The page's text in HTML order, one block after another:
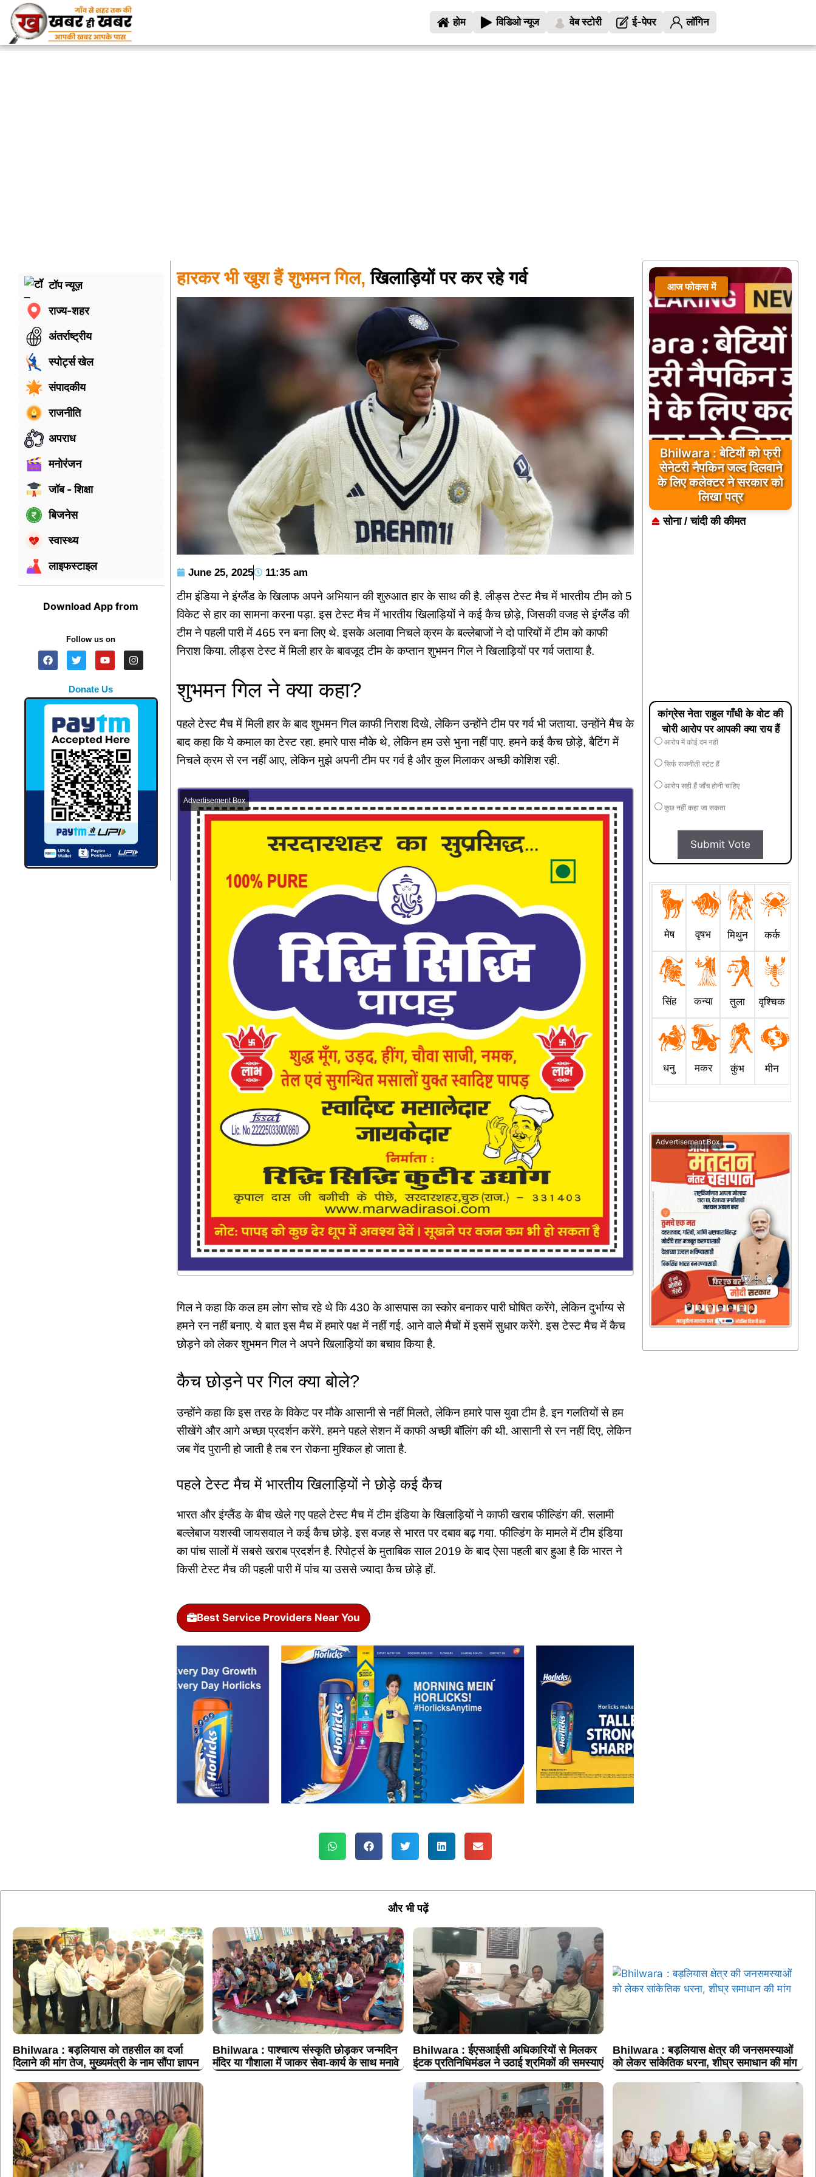
होम विडिओ न्यूज वेब स्टोरी ई-पेपर लॉगिन
टॉप न्यूज़
राज्य-शहर
अंतर्राष्ट्रीय
स्पोर्ट्स खेल
संपादकीय
राजनीति
अपराध
मनोरंजन
जॉब - शिक्षा
बिजनेस
स्वास्थ्य
लाइफस्टाइल
Download App from
Follow us on
Donate Us
हारकर भी खुश हैं शुभमन गिल, खिलाड़ियों पर कर रहे गर्व
June 25, 2025 11:35 am
टीम इंडिया ने इंग्लैंड के खिलाफ अपने अभियान की शुरुआत हार के साथ की है. लीड्स टेस्ट मैच में भारतीय टीम को 5
विकेट से हार का सामना करना पड़ा. इस टेस्ट मैच में भारतीय खिलाड़ियों ने कई कैच छोड़े, जिसकी वजह से इंग्लैंड की
टीम ने पहली पारी में 465 रन बना लिए थे. इसके अलावा निचले क्रम के बल्लेबाजों ने दो पारियों में टीम को काफी
निराश किया. लीड्स टेस्ट में मिली हार के बावजूद टीम के कप्तान शुभमन गिल ने खिलाड़ियों पर गर्व जताया है.
शुभमन गिल ने क्या कहा?
पहले टेस्ट मैच में मिली हार के बाद शुभमन गिल काफी निराश दिखे, लेकिन उन्होंने टीम पर गर्व भी जताया. उन्होंने मैच के
बाद कहा कि ये कमाल का टेस्ट रहा. हमारे पास मौके थे, लेकिन हम उसे भुना नहीं पाए. हमने कई कैच छोड़े, बैटिंग में
निचले क्रम से रन नहीं आए, लेकिन मुझे अपनी टीम पर गर्व है और कुल मिलाकर अच्छी कोशिश रही.
Advertisement Box
गिल ने कहा कि कल हम लोग सोच रहे थे कि 430 के आसपास का स्कोर बनाकर पारी घोषित करेंगे, लेकिन दुर्भाग्य से
हमने रन नहीं बनाए. ये बात इस मैच में हमारे पक्ष में नहीं गई. आने वाले मैचों में इसमें सुधार करेंगे. इस टेस्ट मैच में कैच
छोड़ने को लेकर शुभमन गिल ने अपने खिलाड़ियों का बचाव किया है.
कैच छोड़ने पर गिल क्या बोले?
उन्होंने कहा कि इस तरह के विकेट पर मौके आसानी से नहीं मिलते, लेकिन हमारे पास युवा टीम है. इन गलतियों से हम
सीखेंगे और आगे अच्छा प्रदर्शन करेंगे. हमने पहले सेशन में काफी अच्छी बॉलिंग की थी. आसानी से रन नहीं दिए, लेकिन
जब गेंद पुरानी हो जाती है तब रन रोकना मुश्किल हो जाता है.
पहले टेस्ट मैच में भारतीय खिलाड़ियों ने छोड़े कई कैच
भारत और इंग्लैंड के बीच खेले गए पहले टेस्ट मैच में टीम इंडिया के खिलाड़ियों ने काफी खराब फील्डिंग की. सलामी
बल्लेबाज यशस्वी जायसवाल ने कई कैच छोड़े. इस वजह से भारत पर दबाव बढ़ गया. फील्डिंग के मामले में टीम इंडिया
का पांच सालों में सबसे खराब प्रदर्शन है. रिपोर्ट्स के मुताबिक साल 2019 के बाद ऐसा पहली बार हुआ है कि भारत ने
किसी टेस्ट मैच की पहली पारी में पांच या उससे ज्यादा कैच छोड़े हों.
Best Service Providers Near You
आज फोकस में
Bhilwara : बेटियों को फ्री
सेनेटरी नैपकिन जल्द दिलवाने
के लिए कलेक्टर ने सरकार को
लिखा पत्र
आज फोकस में
Bhilwara : सभी निर्माण कार्य
गुणवत्तापूर्ण हो, क्वालिटी से कोई
समझौता नहीं किया जाए: संजय
माथुर
सोना / चांदी की कीमत
कांग्रेस नेता राहुल गाँधी के वोट की
चोरी आरोप पर आपकी क्या राय हैं
आरोप में कोई दम नहीं
सिर्फ राजनीती स्टंट हैं
आरोप सही हैं जाँच होनी चाहिए
कुछ नहीं कहा जा सकता
Submit Vote
मेष वृषभ मिथुन कर्क
सिंह कन्या तुला वृश्चिक
धनु मकर कुंभ मीन
Advertisement Box
और भी पढ़ें
Bhilwara : बड़लियास को तहसील का दर्जा
दिलाने की मांग तेज, मुख्यमंत्री के नाम सौंपा ज्ञापन
Bhilwara : पाश्चात्य संस्कृति छोड़कर जन्मदिन
मंदिर या गौशाला में जाकर सेवा-कार्य के साथ मनावे
Bhilwara : ईएसआईसी अधिकारियों से मिलकर
इंटक प्रतिनिधिमंडल ने उठाई श्रमिकों की समस्याएं
Bhilwara : बड़लियास क्षेत्र की जनसमस्याओं
को लेकर सांकेतिक धरना, शीघ्र समाधान की मांग